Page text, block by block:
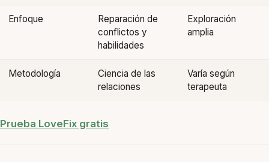
Enfoque
Reparación de
conflictos y
habilidades
Exploración
amplia
Metodología
Ciencia de las
relaciones
Varía según
terapeuta
Prueba LoveFix gratis